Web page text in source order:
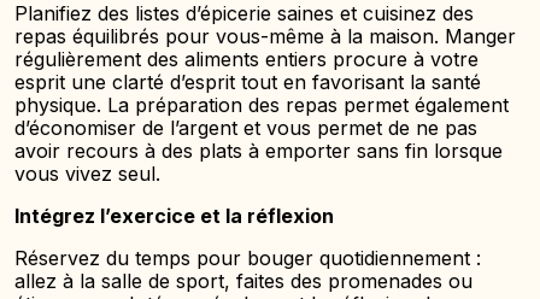
Planifiez des listes d’épicerie saines et cuisinez des
repas équilibrés pour vous-même à la maison. Manger
régulièrement des aliments entiers procure à votre
esprit une clarté d’esprit tout en favorisant la santé
physique. La préparation des repas permet également
d’économiser de l’argent et vous permet de ne pas
avoir recours à des plats à emporter sans fin lorsque
vous vivez seul.
Intégrez l’exercice et la réflexion
Réservez du temps pour bouger quotidiennement :
allez à la salle de sport, faites des promenades ou